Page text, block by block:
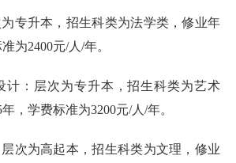
专升本，招生科类为法学类，修业年
准为2400元/人/年。
：层次为专升本，招生科类为艺术
，学费标准为3200元/人/年。
次为高起本，招生科类为文理，修业